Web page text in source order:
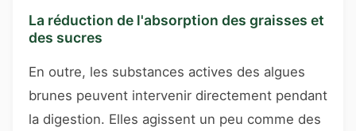
La réduction de l'absorption des graisses et
des sucres
En outre, les substances actives des algues
brunes peuvent intervenir directement pendant
la digestion. Elles agissent un peu comme des